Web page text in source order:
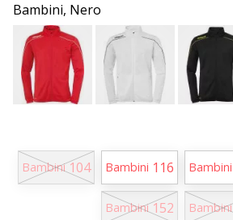
come
marchio
Ambassador.
11. 8. 2022
Weplayvolleyball
affiliate
Bambini, Nero
Bambini 104 Bambini 116 Bambini
Bambini 152 Bambini